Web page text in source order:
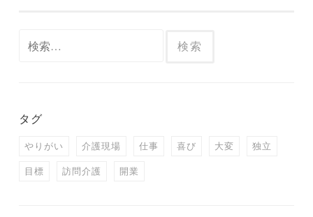
タグ
やりがい 介護現場 仕事 喜び 大変 独立
目標 訪問介護 開業